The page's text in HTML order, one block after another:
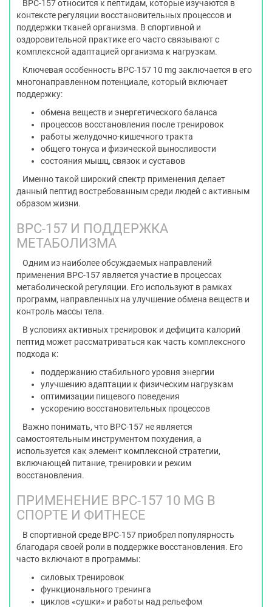
BPC-157 относится к пептидам, которые изучаются в
контексте регуляции восстановительных процессов и
поддержки тканей организма. В спортивной и
оздоровительной практике его часто связывают с
комплексной адаптацией организма к нагрузкам.
Ключевая особенность BPC-157 10 mg заключается в его
многонаправленном потенциале, который включает
поддержку:
обмена веществ и энергетического баланса
процессов восстановления после тренировок
работы желудочно-кишечного тракта
общего тонуса и физической выносливости
состояния мышц, связок и суставов
Именно такой широкий спектр применения делает
данный пептид востребованным среди людей с активным
образом жизни.
BPC-157 И ПОДДЕРЖКА
МЕТАБОЛИЗМА
Одним из наиболее обсуждаемых направлений
применения BPC-157 является участие в процессах
метаболической регуляции. Его используют в рамках
программ, направленных на улучшение обмена веществ и
контроль массы тела.
В условиях активных тренировок и дефицита калорий
пептид может рассматриваться как часть комплексного
подхода к:
поддержанию стабильного уровня энергии
улучшению адаптации к физическим нагрузкам
оптимизации пищевого поведения
ускорению восстановительных процессов
Важно понимать, что BPC-157 не является
самостоятельным инструментом похудения, а
используется как элемент комплексной стратегии,
включающей питание, тренировки и режим
восстановления.
ПРИМЕНЕНИЕ BPC-157 10 MG В
СПОРТЕ И ФИТНЕСЕ
В спортивной среде BPC-157 приобрел популярность
благодаря своей роли в поддержке восстановления. Его
часто включают в программы:
силовых тренировок
функционального тренинга
циклов «сушки» и работы над рельефом